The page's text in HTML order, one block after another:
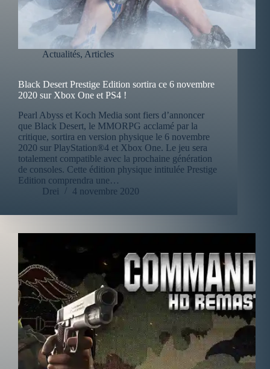
Actualités, Articles
Black Desert Prestige Edition sortira ce 6 novembre
2020 sur Xbox One et PS4 !
Pearl Abyss et Koch Media sont fiers d’annoncer
que Black Desert, le MMORPG acclamé par la
critique, sortira en version physique le 6 novembre
2020 sur PlayStation®4 et Xbox One. Le jeu sera
totalement compatible avec la prochaine génération
de consoles. Cette édition physique intitulée Prestige
Edition comprendra une…
Drei
4 novembre 2020